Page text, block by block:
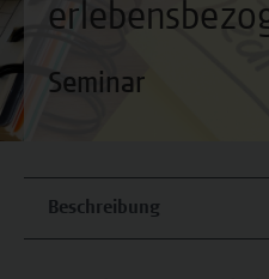
Seminar
Beschreibung